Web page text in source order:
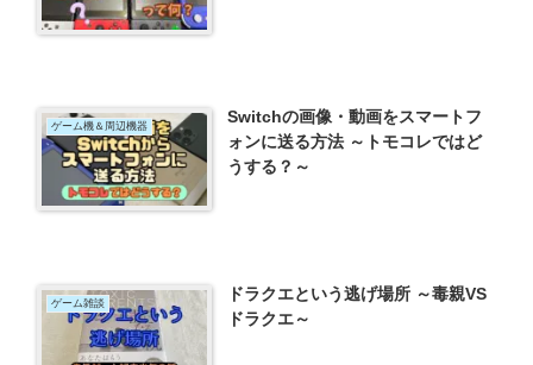
ゲーム機＆周辺機器
Switchの画像・動画をスマートフ
ォンに送る方法 ～トモコレではど
うする？～
ゲーム雑談
ドラクエという逃げ場所 ～毒親VS
ドラクエ～